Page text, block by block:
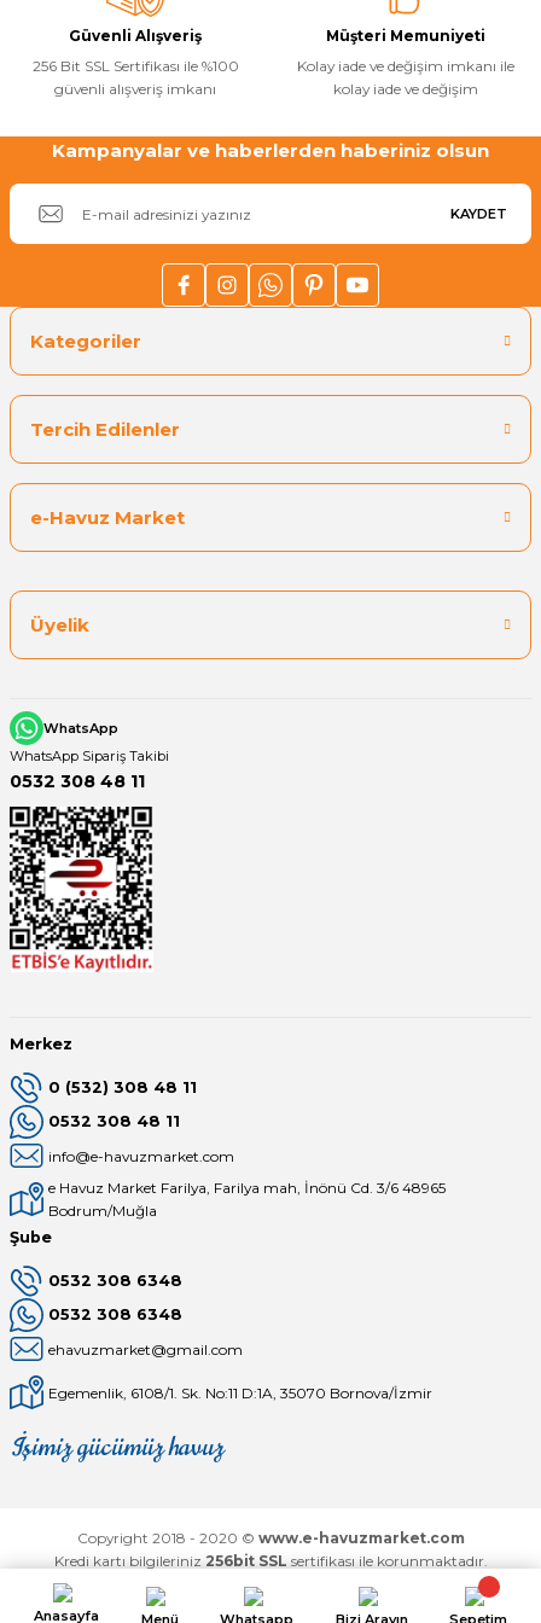
Yangın Pompası
Gönder
Güvenli Alışveriş
256 Bit SSL Sertifikası ile %100
güvenli alışveriş imkanı
Müşteri Memuniyeti
Kolay iade ve değişim imkanı ile
kolay iade ve değişim
Kampanyalar ve haberlerden haberiniz olsun
KAYDET
Kategoriler
Tercih Edilenler
e-Havuz Market
Üyelik
WhatsApp
WhatsApp Sipariş Takibi
0532 308 48 11
Merkez
0 (532) 308 48 11
0532 308 48 11
info@e-havuzmarket.com
e Havuz Market Farilya, Farilya mah, İnönü Cd. 3/6 48965
Bodrum/Muğla
Şube
0532 308 6348
0532 308 6348
ehavuzmarket@gmail.com
Egemenlik, 6108/1. Sk. No:11 D:1A, 35070 Bornova/İzmir
İşimiz gücümüz havuz
Mağaza
Depomuz
Copyright 2018 - 2020 © www.e-havuzmarket.com
Kredi kartı bilgileriniz 256bit SSL sertifikası ile korunmaktadır.
Anasayfa Menü Whatsapp Bizi Arayın Sepetim